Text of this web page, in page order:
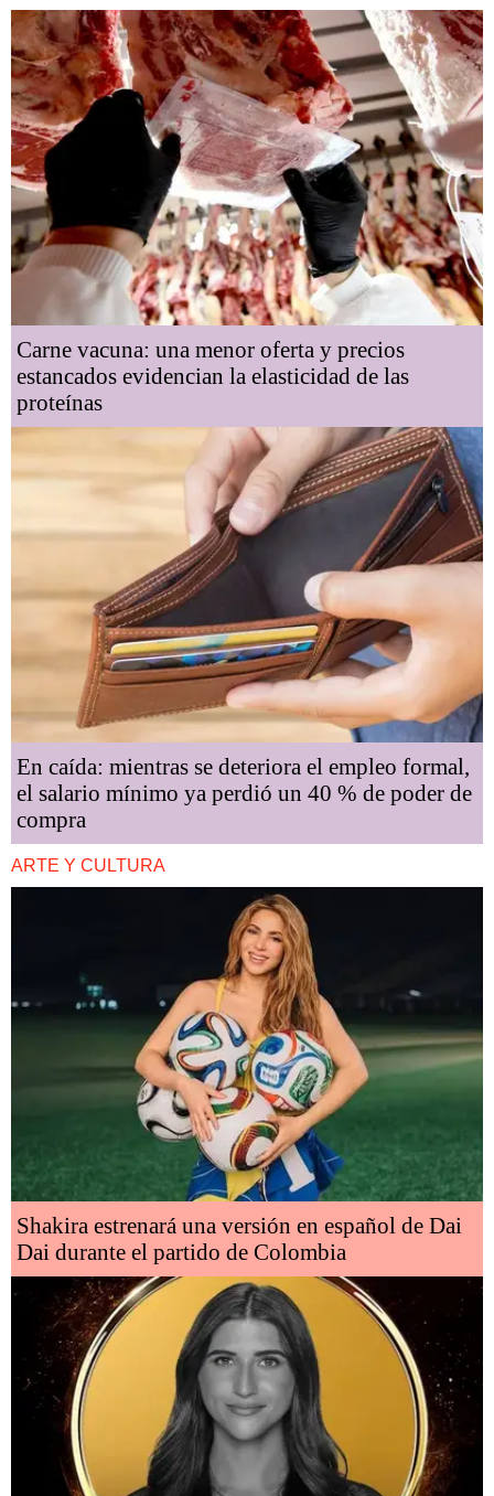
Carne vacuna: una menor oferta y precios
estancados evidencian la elasticidad de las
proteínas
En caída: mientras se deteriora el empleo formal,
el salario mínimo ya perdió un 40 % de poder de
compra
ARTE Y CULTURA
Shakira estrenará una versión en español de Dai
Dai durante el partido de Colombia